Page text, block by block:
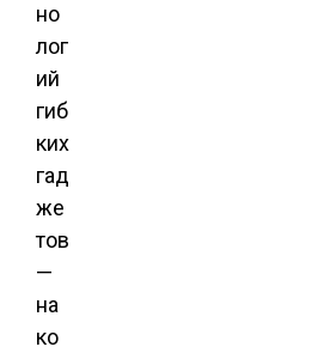
но
лог
ий
гиб
ких
гад
же
тов
—
на
ко